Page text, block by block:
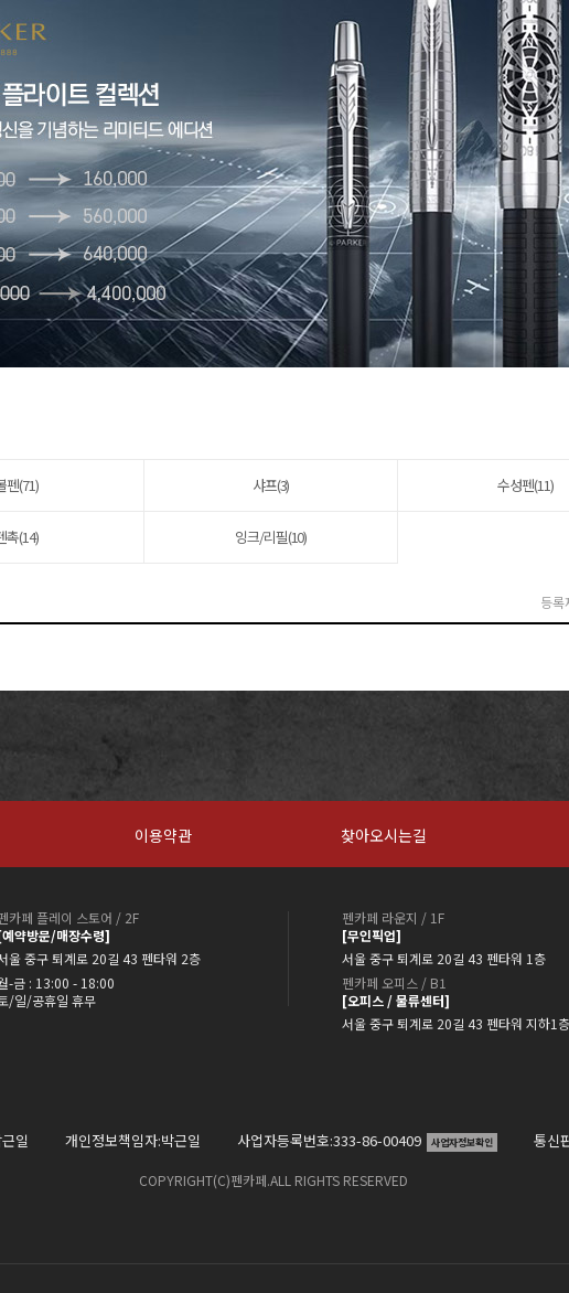
펜(71) 샤프(3) 수성펜(11)
촉(14) 잉크/리필(10)
등록
이용약관 찾아오시는길
카페 플레이 스토어 / 2F
약방문/매장수령]
울 중구 퇴계로 20길 43 펜타워 2층
-금 : 13:00 - 18:00
/일/공휴일 휴무
펜카페 라운지 / 1F
[무인픽업]
서울 중구 퇴계로 20길 43 펜타워 1층
펜카페 오피스 / B1
[오피스 / 물류센터]
서울 중구 퇴계로 20길 43 펜타워 지하1층
일 개인정보책임자:박근일 사업자등록번호:333-86-00409 사업자정보확인 통신
COPYRIGHT(C)펜카페.ALL RIGHTS RESERVED